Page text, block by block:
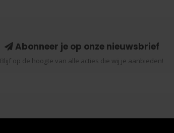
Abonneer je op onze nieuwsbrief
Blijf op de hoogte van alle acties die wij je aanbieden!